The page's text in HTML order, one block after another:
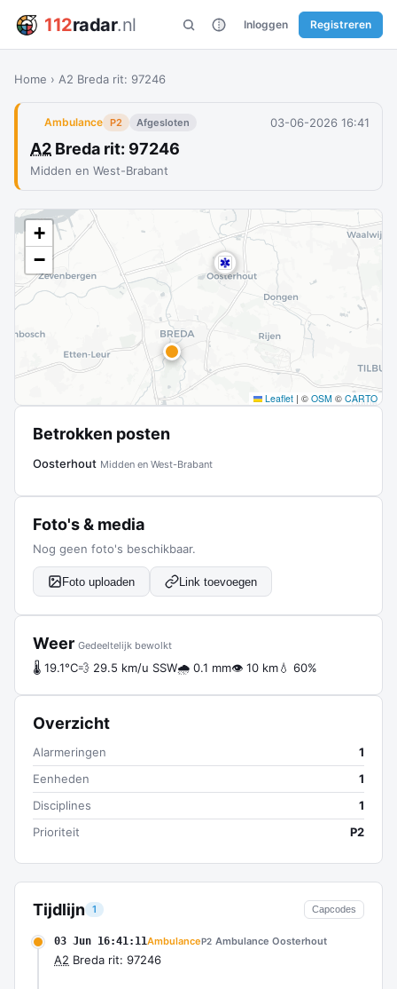
112radar.nl Inloggen Registreren
Home › A2 Breda rit: 97246
Ambulance P2 Afgesloten 03-06-2026 16:41
A2 Breda rit: 97246
Midden en West-Brabant
Tijdlijn 1 Capcodes
03 Jun 16:41:11AmbulanceP2 Ambulance Oosterhout
A2 Breda rit: 97246
+
−
Leaflet | © OSM © CARTO
Betrokken posten
Oosterhout Midden en West-Brabant
Foto's & media
Nog geen foto's beschikbaar.
Foto uploaden Link toevoegen
Weer Gedeeltelijk bewolkt
🌡 19.1°C💨 29.5 km/u SSW🌧 0.1 mm👁 10 km💧 60%
Overzicht
Alarmeringen
1
Eenheden
1
Disciplines
1
Prioriteit
P2